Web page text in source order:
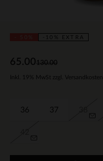
-10% EXTRA
130.00
65.00
Inkl. 19% MwSt zzgl. Versandkosten
36 37